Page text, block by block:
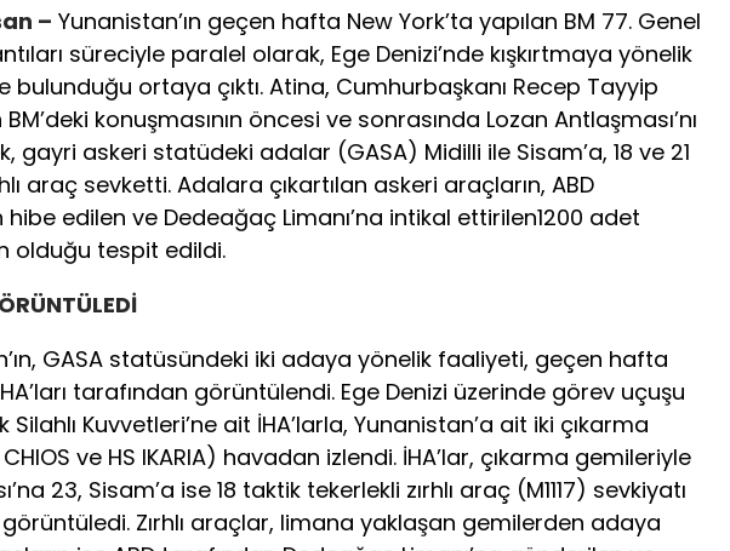
– Yunanistan’ın geçen hafta New York’ta yapılan BM 77. Genel
süreciyle paralel olarak, Ege Denizi’nde kışkırtmaya yönelik
bulunduğu ortaya çıktı. Atina, Cumhurbaşkanı Recep Tayyip
BM’deki konuşmasının öncesi ve sonrasında Lozan Antlaşması’nı
gayri askeri statüdeki adalar (GASA) Midilli ile Sisam’a, 18 ve 21
araç sevketti. Adalara çıkartılan askeri araçların, ABD
hibe edilen ve Dedeağaç Limanı’na intikal ettirilen1200 adet
olduğu tespit edildi.
GASA statüsündeki iki adaya yönelik faaliyeti, geçen hafta
tarafından görüntülendi. Ege Denizi üzerinde görev uçuşu
Kuvvetleri’ne ait İHA’larla, Yunanistan’a ait iki çıkarma
ve HS IKARIA) havadan izlendi. İHA’lar, çıkarma gemileriyle
23, Sisam’a ise 18 taktik tekerlekli zırhlı araç (M1117) sevkiyatı
görüntüledi. Zırhlı araçlar, limana yaklaşan gemilerden adaya